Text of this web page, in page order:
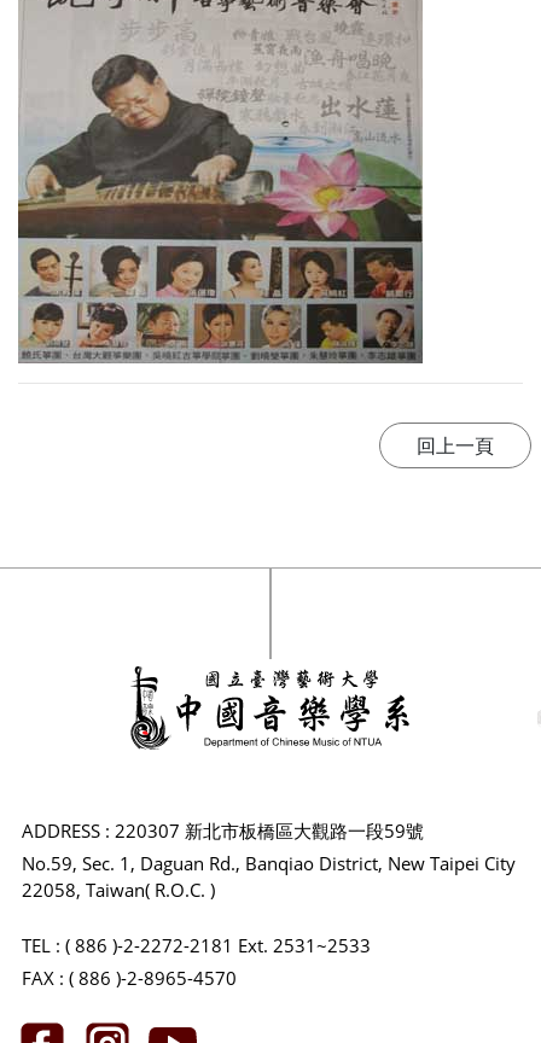
ADDRESS : 220307 新北市板橋區大觀路一段59號
No.59, Sec. 1, Daguan Rd., Banqiao District, New Taipei City
22058, Taiwan( R.O.C. )
TEL : ( 886 )-2-2272-2181 Ext. 2531~2533
FAX : ( 886 )-2-8965-4570